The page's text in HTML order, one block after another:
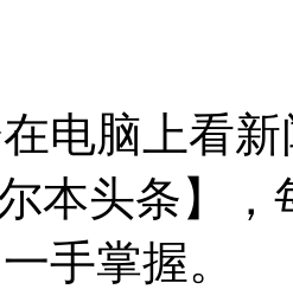
电脑上看
本头条】
手掌握。